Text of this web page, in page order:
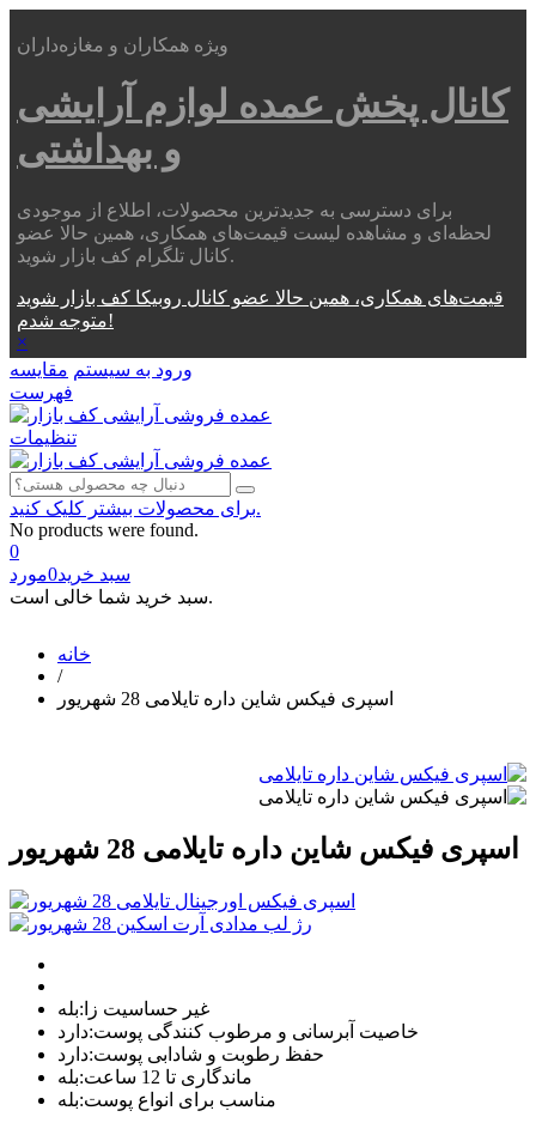
ویژه همکاران و مغازه‌داران
کانال پخش عمده لوازم آرایشی
و بهداشتی
برای دسترسی به جدیدترین محصولات، اطلاع از موجودی
لحظه‌ای و مشاهده لیست قیمت‌های همکاری، همین حالا عضو
کانال تلگرام کف بازار شوید.
قیمت‌های همکاری، همین حالا عضو کانال روبیکا کف بازار شوید
متوجه شدم!
×
ورود به سیستم مقایسه
فهرست
تنظیمات
برای محصولات بیشتر کلیک کنید.
No products were found.
0
سبد خرید0مورد
سبد خرید شما خالی است.
خانه
/
اسپری فیکس شاین داره تایلامی 28 شهریور
اسپری فیکس شاین داره تایلامی 28 شهریور
غیر حساسیت زا:بله
خاصیت آبرسانی و مرطوب کنندگی پوست:دارد
حفظ رطوبت و شادابی پوست:دارد
ماندگاری تا 12 ساعت:
بله
مناسب برای انواع پوست:بله